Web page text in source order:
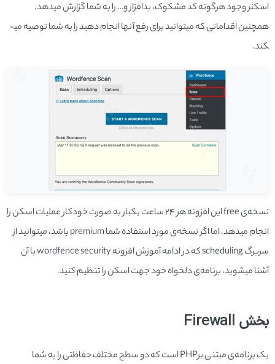
اسکنر وجود هرگونه کد مشکوک، بدافزار و… را به شما گزارش می­دهد.
همچنین اقداماتی که می­توانید برای رفع آنها انجام دهید را به شما توصیه می­
کند.
نسخه‌­ی free این افزونه هر ۲۴ ساعت یکبار به صورت خودکار عملیات اسکن را
انجام می­دهد. اما اگر نسخه­‌ی مورد استفاده شما premium باشد، میتوانید از
سربرگ scheduling که در ادامه آموزش افزونه wordfence security با آن
آشنا می­شوید، برنامه­‌ی دلخواه خود جهت اسکن را تنظیم کنید.
بخش Firewall
یک برنامه­‌ی مبتنی برPHP ­است که دو سطح مختلف حفاظتی را به شما